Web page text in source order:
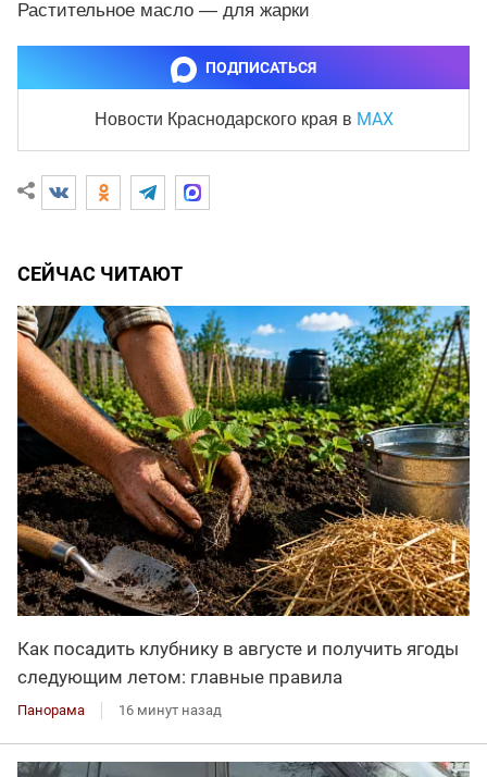
Растительное масло — для жарки
ПОДПИСАТЬСЯ
Новости Краснодарского края в MAX
СЕЙЧАС ЧИТАЮТ
Как посадить клубнику в августе и получить ягоды
следующим летом: главные правила
Панорама 16 минут назад